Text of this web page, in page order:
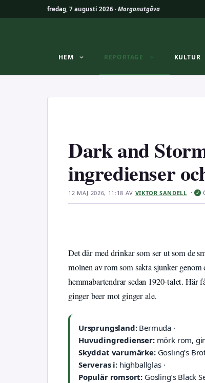
fredag, 7 augusti 2026 · Morgonutgåva
HEM REPORTAGE KULTUR
Dark and
ingredienser
12 MAJ 2026, 11:18 AV VIKTOR SANDELL ·✓
Det där med drinkar som ser ut som de
molnen av rom som sakta sjunker
hemmabartendrar sedan 1920-talet. Här
ginger beer mot ginger ale.
Ursprungsland:Bermuda ·
Huvudingredienser:mörk rom,
Skyddat varumärke:Gosling’s
Serveras i: highballglas ·
Populär romsort: Gosling’s Black